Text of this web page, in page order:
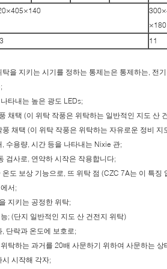
×180
11
을 지키는 시기를 정하는 통제는은 통제하는, 전
타내는 높은 광도 LEDs;
채택 (이 위탁 작풍은 위탁하는 일반적인 지도 산
채택 (이 위탁 작풍은 위탁하는 자유로운 정비 지
수용량, 시간 등을 나타내는 Nixie 관;
검사로, 연약하 시작은 작용합니다;
도 보상 기능으로, 뜨 위탁 점 (CZC 7A는 이 특징
서;
지키는 공정한 위탁;
; (단지 일반적인 지도 산 건전지 위탁)
단락과 온도에 보호로;
탁하는 과거를 20배 사문하기 위하여 사문하는 상
시작해 각자;